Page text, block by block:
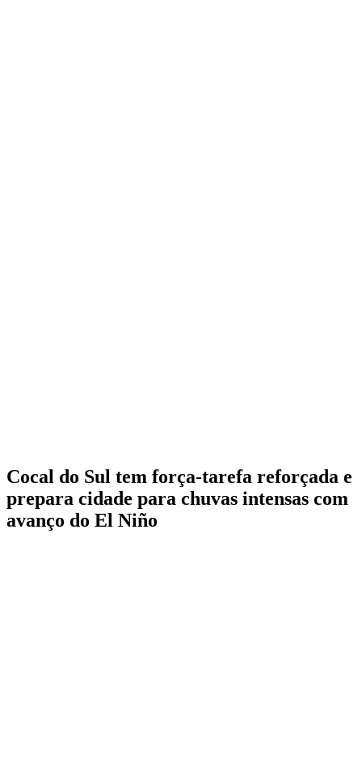
Cocal do Sul tem força-tarefa reforçada e
prepara cidade para chuvas intensas com
avanço do El Niño